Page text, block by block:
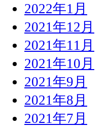
2022年1月
2021年12月
2021年11月
2021年10月
2021年9月
2021年8月
2021年7月